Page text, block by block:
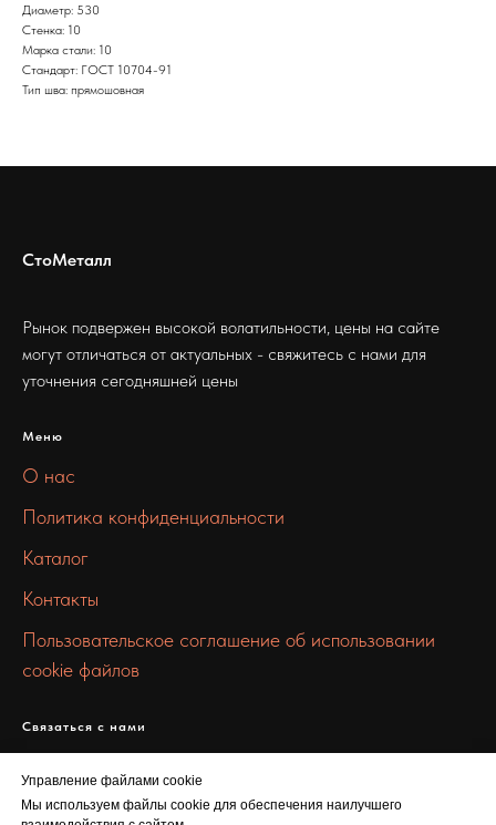
Управление файлами cookie
Мы используем файлы cookie для обеспечения наилучшего
Диаметр: 530
Стенка: 10
Марка стали: 10
Стандарт: ГОСТ 10704-91
Тип шва: прямошовная
СтоМеталл
Рынок подвержен высокой волатильности, цены на сайте
могут отличаться от актуальных - свяжитесь с нами для
уточнения сегодняшней цены
Меню
О нас
Политика конфиденциальности
Каталог
Контакты
Пользовательское соглашение об использовании
cookie файлов
Связаться с нами
+7 919 387 7469